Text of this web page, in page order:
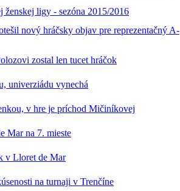
ženskej ligy - sezóna 2015/2016
nový hráčsky objav pre reprezentačný A-
zostal len tucet hráčok
univerziádu vynechá
v hre je príchod Mičiníkovej
Mar na 7. mieste
v Lloret de Mar
na turnaji v Trenčíne